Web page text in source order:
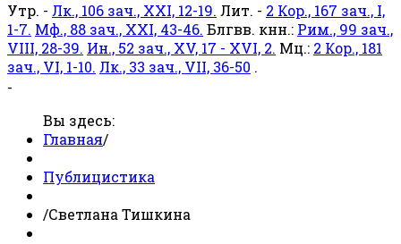
Утр. - Лк., 106 зач., XXI, 12-19. Лит. - 2 Кор., 167 зач., I,
1-7. Мф., 88 зач., XXI, 43-46. Блгвв. кнн.: Рим., 99 зач.,
VIII, 28-39. Ин., 52 зач., XV, 17 - XVI, 2. Мц.: 2 Кор., 181
зач., VI, 1-10. Лк., 33 зач., VII, 36-50 .
-
Вы здесь:
Главная/
Публицистика
/Светлана Тишкина